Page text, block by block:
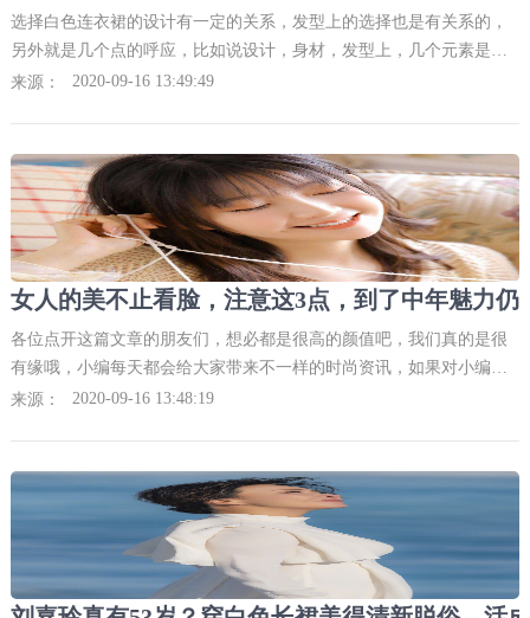
选择白色连衣裙的设计有一定的关系，发型上的选择也是有关系的，
另外就是几个点的呼应，比如说设计，身材，发型上，几个元素是不
同的呼应点，感觉上就不一样佟丽娅的造型，整体来看，是很清爽的
来源： 2020-09-16 13:49:49
女人的美不止看脸，注意这3点，到了中年魅力仍
各位点开这篇文章的朋友们，想必都是很高的颜值吧，我们真的是很
有缘哦，小编每天都会给大家带来不一样的时尚资讯，如果对小编的
文章或者其他的什么，有什么一些意见的话欢迎在下方积极评论哦，
来源： 2020-09-16 13:48:19